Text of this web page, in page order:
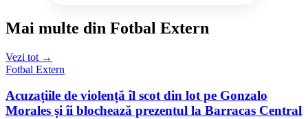
Mai multe din Fotbal Extern
Vezi tot →
Fotbal Extern
Acuzațiile de violență îl scot din lot pe Gonzalo
Morales și îi blochează prezentul la Barracas Central